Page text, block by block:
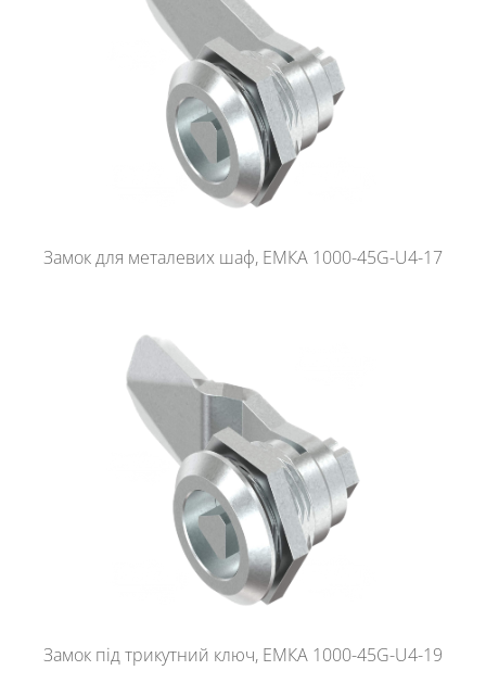
Замок для металевих шаф, ЕМКА 1000-45G-U4-17
Замок під трикутний ключ, ЕМКА 1000-45G-U4-19